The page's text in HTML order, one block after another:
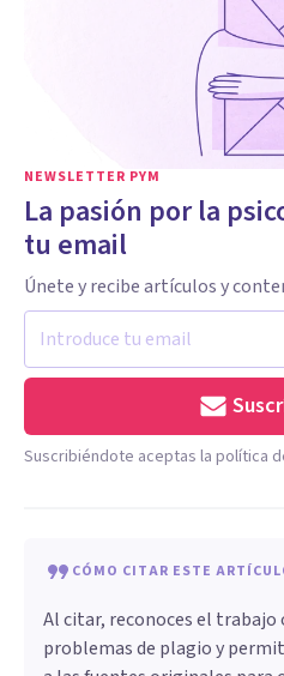
NEWSLETTER PYM
La pasión por la
tu email
Únete y recibe artículos y
Suscribiéndote aceptas la política
CÓMO CITAR ESTE
Al citar, reconoces el
problemas de plagio y